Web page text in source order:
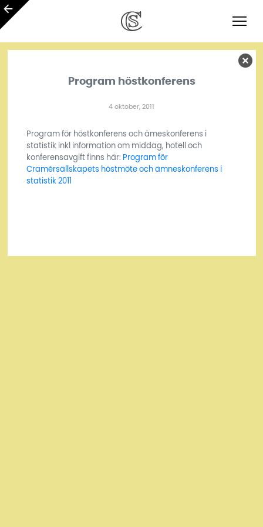
Program höstkonferens
4 oktober, 2011
Program för höstkonferens och ämeskonferens i
statistik inkl information om middag, hotell och
konferensavgift finns här: Program för
Cramérsällskapets höstmöte och ämneskonferens i
statistik 2011